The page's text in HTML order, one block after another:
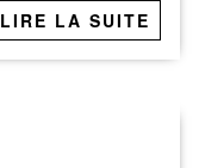
LIRE LA SUITE